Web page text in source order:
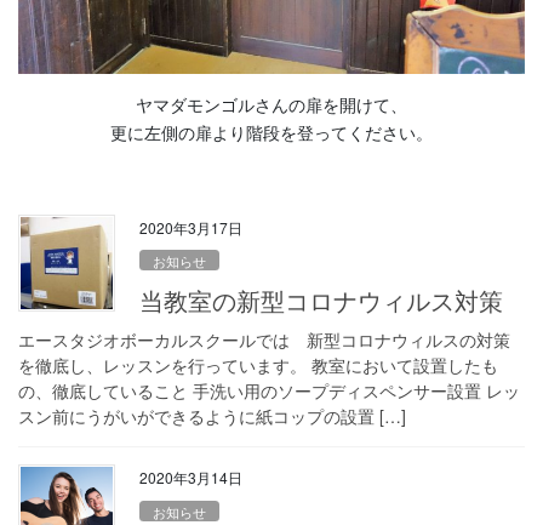
ヤマダモンゴルさんの扉を開けて、
更に左側の扉より階段を登ってください。
2020年3月17日
お知らせ
当教室の新型コロナウィルス対策
エースタジオボーカルスクールでは 新型コロナウィルスの対策
を徹底し、レッスンを行っています。 教室において設置したも
の、徹底していること 手洗い用のソープディスペンサー設置 レッ
スン前にうがいができるように紙コップの設置 […]
2020年3月14日
お知らせ